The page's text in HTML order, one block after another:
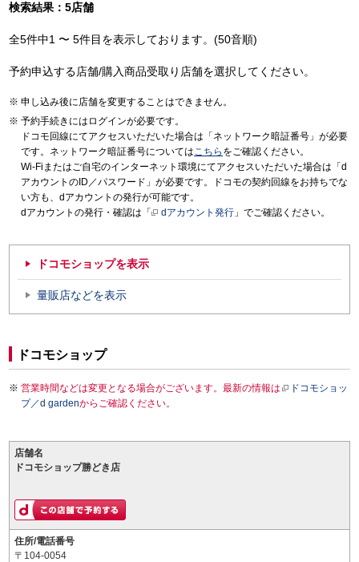
検索結果：5店舗
全5件中1 〜 5件目を表示しております。(50音順)
予約申込する店舗/購入商品受取り店舗を選択してください。
申し込み後に店舗を変更することはできません。
予約手続きにはログインが必要です。
ドコモ回線にてアクセスいただいた場合は「ネットワーク暗証番号」が必要
です。ネットワーク暗証番号についてはこちら をご確認ください。
Wi-Fiまたはご自宅のインターネット環境にてアクセスいただいた場合は「d
アカウントのID／パスワード」が必要です。ドコモの契約回線をお持ちでな
い方も、dアカウントの発行が可能です。
dアカウントの発行・確認は「
dアカウント発行 」でご確認ください。
ドコモショップを表示
量販店などを表示
ドコモショップ
営業時間などは変更となる場合がございます。最新の情報は
ドコモショッ
プ／d gardenからご確認ください。
店舗名
ドコモショップ勝どき店
住所/電話番号
〒104-0054